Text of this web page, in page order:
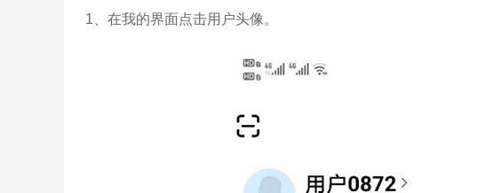
1、在我的界面点击用户头像。